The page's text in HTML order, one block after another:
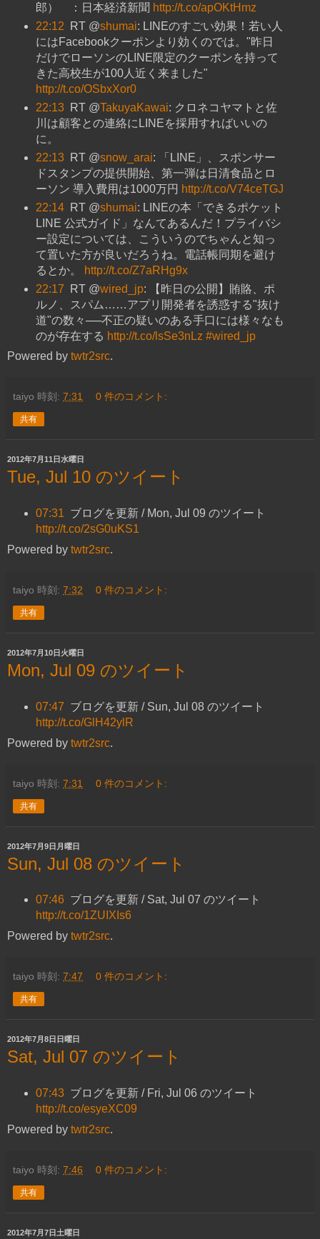
郎） ：日本経済新聞 http://t.co/apOKtHmz
22:12
RT @shumai: LINEのすごい効果！若い人
にはFacebookクーポンより効くのでは。"昨日
だけでローソンのLINE限定のクーポンを持って
きた高校生が100人近く来ました"
http://t.co/OSbxXor0
22:13
RT @TakuyaKawai: クロネコヤマトと佐
川は顧客との連絡にLINEを採用すればいいの
に。
22:13
RT @snow_arai: 「LINE」、スポンサー
ドスタンプの提供開始、第一弾は日清食品とロ
ーソン 導入費用は1000万円 http://t.co/V74ceTGJ
22:14
RT @shumai: LINEの本「できるポケット
LINE 公式ガイド」なんてあるんだ！プライバシ
ー設定については、こういうのでちゃんと知っ
て置いた方が良いだろうね。電話帳同期を避け
るとか。
http://t.co/Z7aRHg9x
22:17
RT @wired_jp: 【昨日の公開】賄賂、ポ
ルノ、スパム……アプリ開発者を誘惑する"抜け
道"の数々──不正の疑いのある手口には様々なも
のが存在する http://t.co/lsSe3nLz #wired_jp
Powered by twtr2src.
taiyo 時刻: 7:31 0 件のコメント:
共有
2012年7月11日水曜日
Tue, Jul 10 のツイート
07:31 ブログを更新 / Mon, Jul 09 のツイート
http://t.co/2sG0uKS1
Powered by twtr2src.
taiyo 時刻: 7:32 0 件のコメント:
共有
2012年7月10日火曜日
Mon, Jul 09 のツイート
07:47 ブログを更新 / Sun, Jul 08 のツイート
http://t.co/GlH42ylR
Powered by twtr2src.
taiyo 時刻: 7:31 0 件のコメント:
共有
2012年7月9日月曜日
Sun, Jul 08 のツイート
07:46 ブログを更新 / Sat, Jul 07 のツイート
http://t.co/1ZUIXIs6
Powered by twtr2src.
taiyo 時刻: 7:47 0 件のコメント:
共有
2012年7月8日日曜日
Sat, Jul 07 のツイート
07:43 ブログを更新 / Fri, Jul 06 のツイート
http://t.co/esyeXC09
Powered by twtr2src.
taiyo 時刻: 7:46 0 件のコメント:
共有
2012年7月7日土曜日